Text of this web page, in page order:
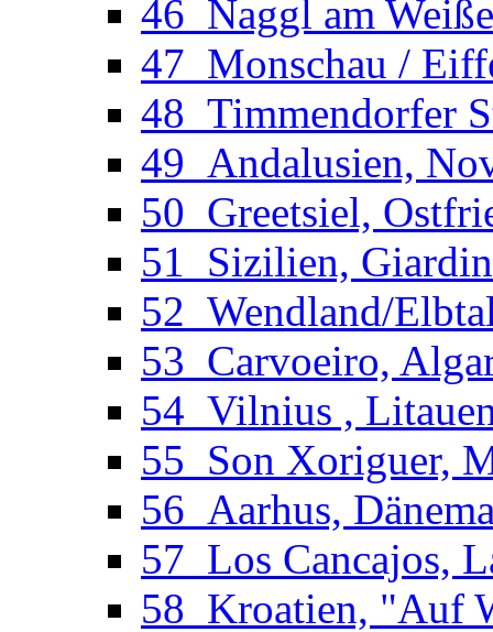
46_Naggl am
47_Monschau /
48_Timmendorfer
49_Andalusien,
50_Greetsiel,
51_Sizilien,
52_Wendland/
53_Carvoeiro,
54_Vilnius ,
55_Son Xoriguer,
56_Aarhus,
57_Los Cancajos,
58_Kroatien, "Auf